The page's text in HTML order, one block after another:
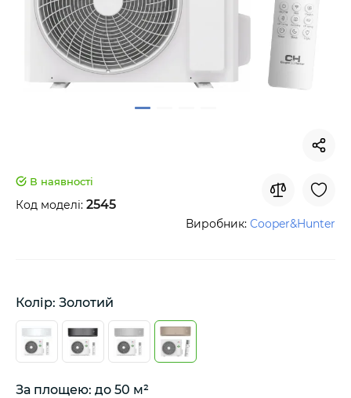
В наявності
Код моделі: 2545
Виробник: Cooper&Hunter
Колір: Золотий
За площею: до 50 м²